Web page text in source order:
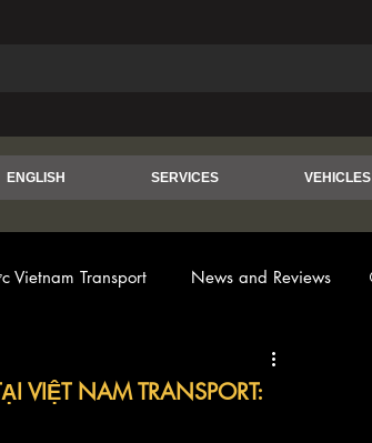
ENGLISH SERVICES VEHICLES
Vietnam Transport News and Reviews
VIỆT NAM TRANSPORT: